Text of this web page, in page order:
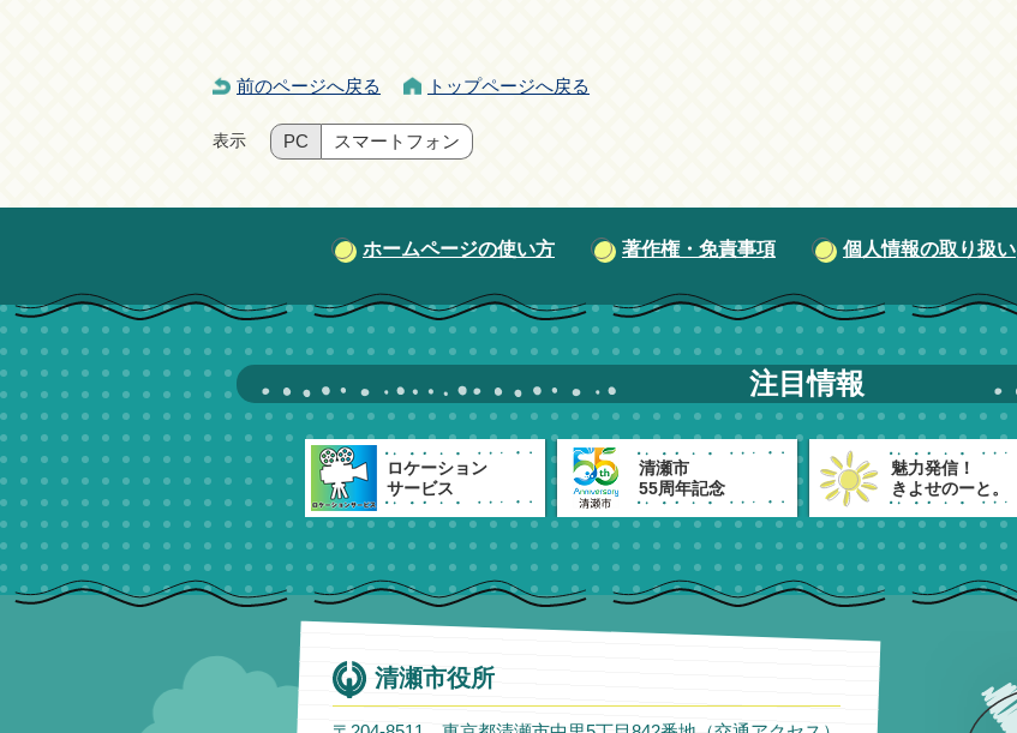
前のページへ戻る トップページへ戻る
表示 PC スマートフォン
ホームページの使い方 著作権・免責事項 個人情報の取り扱い
注目情報
ロケーション
サービス
清瀬市
55周年記念
魅力発信！
きよせのーと。
清瀬市役所